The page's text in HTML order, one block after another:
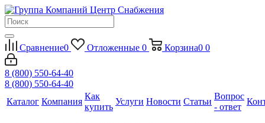
Сравнение0 Отложенные 0 Корзина0 0
8 (800) 550-64-40
8 (800) 550-64-40
Каталог Компания
Как
купить
Услуги Новости Статьи
Вопрос
- ответ